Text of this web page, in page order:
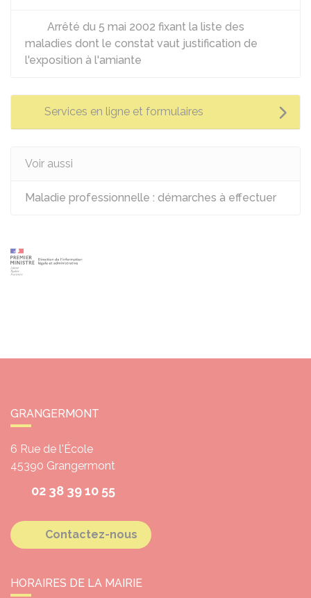
Arrêté du 5 mai 2002 fixant la liste des
maladies dont le constat vaut justification de
l'exposition à l'amiante
Services en ligne et formulaires
Voir aussi
Maladie professionnelle : démarches à effectuer
GRANGERMONT
6 Rue de l'École
45390 Grangermont
02 38 39 10 55
Contactez-nous
HORAIRES DE LA MAIRIE